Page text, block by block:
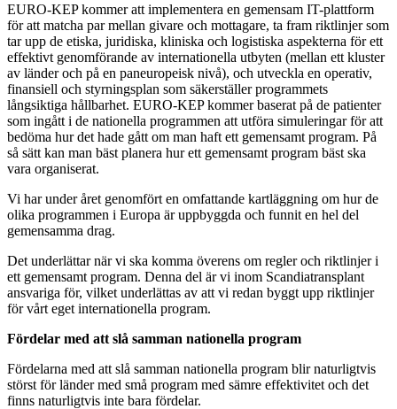
EURO-KEP kommer att implementera en gemensam IT-plattform
för att matcha par mellan givare och mottagare, ta fram riktlinjer som
tar upp de etiska, juridiska, kliniska och logistiska aspekterna för ett
effektivt genomförande av internationella utbyten (mellan ett kluster
av länder och på en paneuropeisk nivå), och utveckla en operativ,
finansiell och styrningsplan som säkerställer programmets
långsiktiga hållbarhet. EURO-KEP kommer baserat på de patienter
som ingått i de nationella programmen att utföra simuleringar för att
bedöma hur det hade gått om man haft ett gemensamt program. På
så sätt kan man bäst planera hur ett gemensamt program bäst ska
vara organiserat.
Vi har under året genomfört en omfattande kartläggning om hur de
olika programmen i Europa är uppbyggda och funnit en hel del
gemensamma drag.
Det underlättar när vi ska komma överens om regler och riktlinjer i
ett gemensamt program. Denna del är vi inom Scandiatransplant
ansvariga för, vilket underlättas av att vi redan byggt upp riktlinjer
för vårt eget internationella program.
Fördelar med att slå samman nationella program
Fördelarna med att slå samman nationella program blir naturligtvis
störst för länder med små program med sämre effektivitet och det
finns naturligtvis inte bara fördelar.